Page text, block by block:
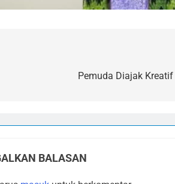
Pemuda Diajak
BALASAN